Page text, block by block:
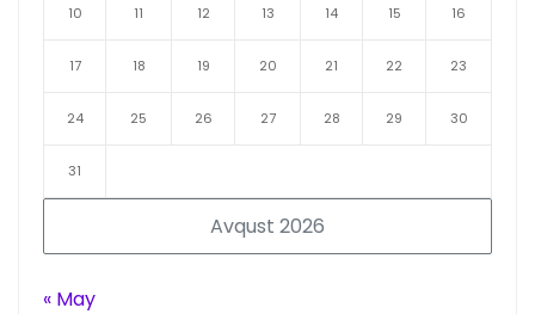
Avqust 2026
10 11 12 13 14 15 16
17 18 19 20 21 22 23
24 25 26 27 28 29 30
31
« May